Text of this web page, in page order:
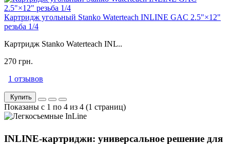
Картридж угольный Stanko Waterteach INLINE GAC 2.5"×12"
резьба 1/4
Картридж Stanko Waterteach INL..
270 грн.
1 отзывов
Купить
Показаны с 1 по 4 из 4 (1 страниц)
INLINE-картриджи: универсальное решение для